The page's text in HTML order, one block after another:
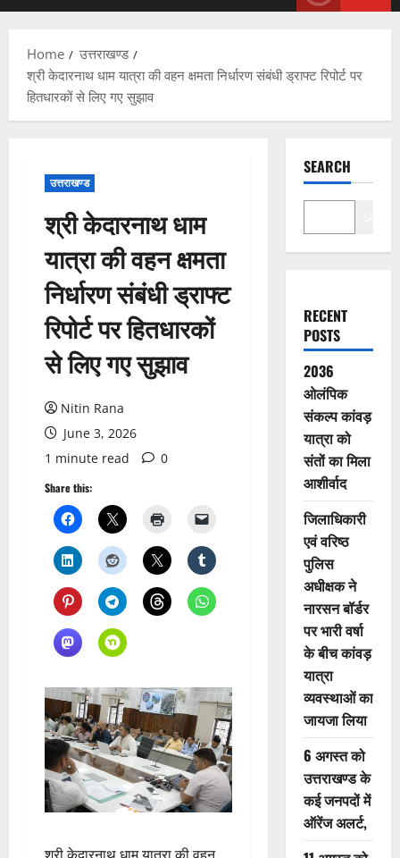
Home
उत्तराखण्ड
श्री केदारनाथ धाम यात्रा की वहन क्षमता निर्धारण संबंधी ड्राफ्ट रिपोर्ट पर
हितधारकों से लिए गए सुझाव
उत्तराखण्ड
श्री केदारनाथ धाम
यात्रा की वहन क्षमता
निर्धारण संबंधी ड्राफ्ट
रिपोर्ट पर हितधारकों
से लिए गए सुझाव
Nitin Rana
June 3, 2026
1 minute read
0
Share this:
SEARCH
RECENT
POSTS
2036
ओलंपिक
संकल्प कांवड़
यात्रा को
संतों का मिला
आशीर्वाद
जिलाधिकारी
एवं वरिष्ठ
पुलिस
अधीक्षक ने
नारसन बॉर्डर
पर भारी वर्षा
के बीच कांवड़
यात्रा
व्यवस्थाओं का
जायजा लिया
6 अगस्त को
उत्तराखण्ड के
कई जनपदों में
ऑरेंज अलर्ट,